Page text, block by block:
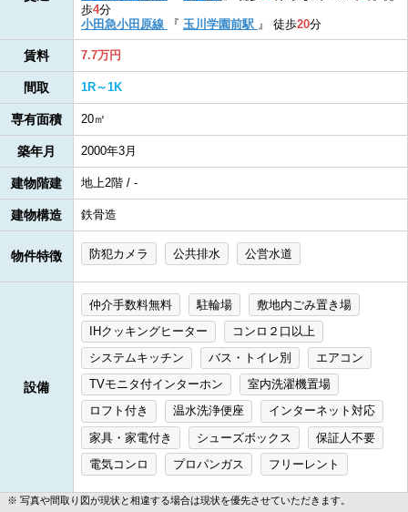
歩4分
小田急小田原線
『 玉川学園前駅 』 徒歩20分
賃料 7.7万円
間取 1R～1K
専有面積 20㎡
築年月 2000年3月
建物階建 地上2階 / -
建物構造 鉄骨造
物件特徴 防犯カメラ 公共排水 公営水道
設備
仲介手数料無料 駐輪場
敷地内ごみ置き場
IHクッキングヒーター
コンロ２口以上
システムキッチン
バス・トイレ別
エアコン
TVモニタ付インターホン
室内洗濯機置場
ロフト付き
温水洗浄便座
インターネット対応
家具・家電付き
シューズボックス
保証人不要
電気コンロ
プロパンガス フリーレント
写真や間取り図が現状と相違する場合は現状を優先させていただきます。